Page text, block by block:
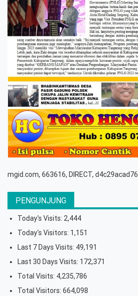
mgid.com, 663616, DIRECT,
PENGUNJUNG
Today's Visits: 2,444
Today's Visitors: 1,151
Last 7 Days Visits: 49,191
Last 30 Days Visits: 172,371
Total Visits: 4,235,786
Total Visitors: 664,098